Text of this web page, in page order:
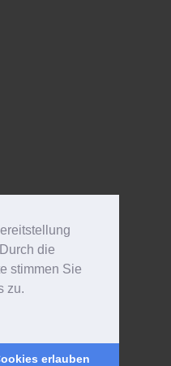
die
stimmen Sie
zu.
erlauben